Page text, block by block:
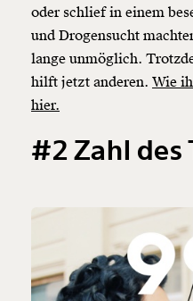
oder schlief in einem
und Drogensucht
lange unmöglich.
hilft jetzt anderen. Wie
hier.
#2 Zahl des